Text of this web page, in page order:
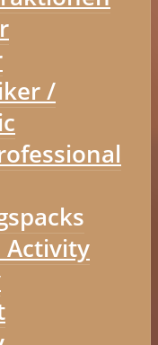
/
Activity